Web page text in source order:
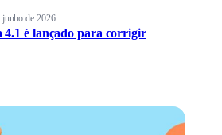
junho de 2026
4.1 é lançado para corrigir